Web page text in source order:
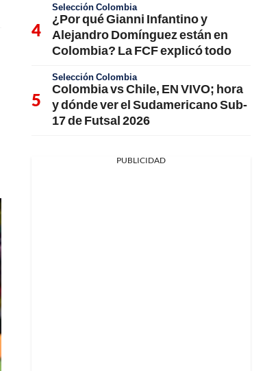
Selección Colombia
¿Por qué Gianni Infantino y
Alejandro Domínguez están en
Colombia? La FCF explicó todo
Selección Colombia
Colombia vs Chile, EN VIVO; hora
y dónde ver el Sudamericano Sub-
17 de Futsal 2026
PUBLICIDAD